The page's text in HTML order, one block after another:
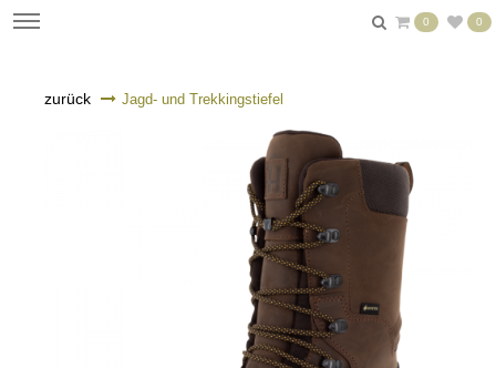
0 0
zurück Jagd- und Trekkingstiefel